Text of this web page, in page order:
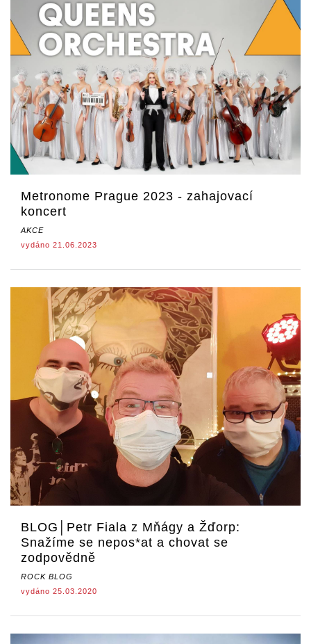
Metronome Prague 2023 - zahajovací
koncert
AKCE
vydáno 21.06.2023
BLOG│Petr Fiala z Mňágy a Žďorp:
Snažíme se nepos*at a chovat se
zodpovědně
ROCK BLOG
vydáno 25.03.2020